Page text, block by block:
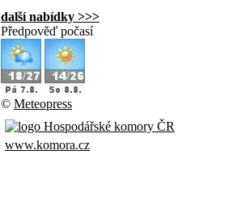
další nabídky >>>
Předpověď počasí
© Meteopress
www.komora.cz